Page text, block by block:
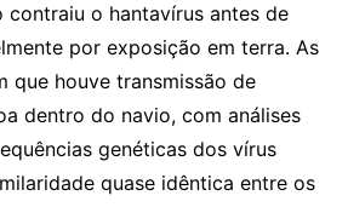
o hantavírus antes de
por exposição em terra. As
que houve transmissão de
dentro do navio, com análises
genéticas dos vírus
quase idêntica entre os